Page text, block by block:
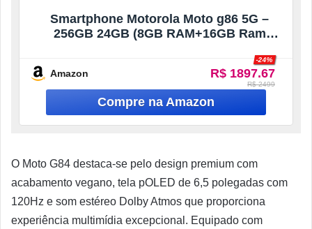
Smartphone Motorola Moto g86 5G –
256GB 24GB (8GB RAM+16GB Ram
camera OIS Moto AI, videos em 4K, IP68 +
Amazon R$ 1897.67
-24%
R$ 2499
O Moto G84 destaca-se pelo design premium com
acabamento vegano, tela pOLED de 6,5 polegadas com
120Hz e som estéreo Dolby Atmos que proporciona
experiência multimídia excepcional. Equipado com